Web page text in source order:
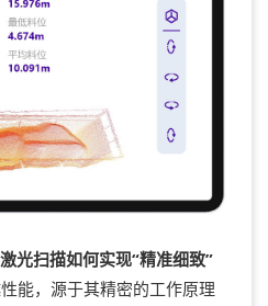
光扫描如何实现“精准细致”
，源于其精密的工作原理